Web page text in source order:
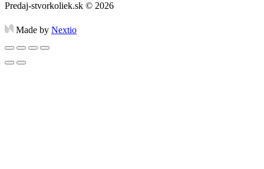
Predaj-stvorkoliek.sk © 2026
Made by Nextio